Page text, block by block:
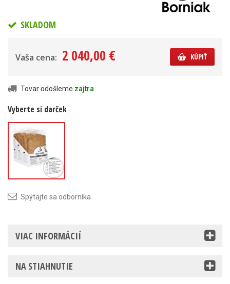
SKLADOM
Vaša cena: 2 040,00 € KÚPIŤ
Tovar odošleme zajtra
Vyberte si darček
údenie Borniak
Jelša 10 l
Spýtajte sa odborníka
VIAC INFORMÁCIÍ
NA STIAHNUTIE